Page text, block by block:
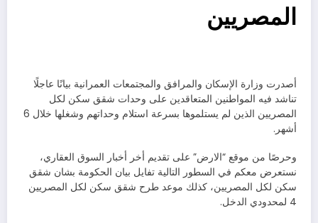
المصريين
أصدرت وزارة الإسكان والمرافق والمجتمعات العمرانية بيانًا عاجلًا
تناشد فيه المواطنين المتعاقدين على وحدات شقق سكن لكل
المصريين الذين لم يستلموها بسرعة استلام وحداتهم وشغلها خلال 6
أشهر.
وحرصًا من موقع “الارض” على تقديم أخر أخبار السوق العقاري،
نستعرض معكم في السطور التالية تفايل بيان الحكومة بشان شقق
سكن لكل المصريين، كذلك موعد طرح شقق سكن لكل المصريين
4 لمحدودي الدخل.